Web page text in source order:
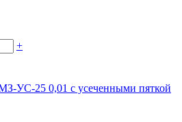
+
УС-25 0,01 с усеченными пяткой